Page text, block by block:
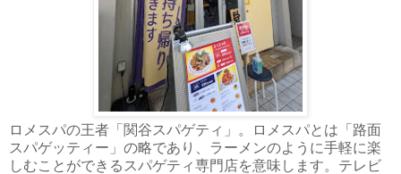
ロメスパの王者「関谷スパゲティ」。ロメスパとは「路面
スパゲッティー」の略であり、ラーメンのように手軽に楽
しむことができるスパゲティ専門店を意味します。テレビ